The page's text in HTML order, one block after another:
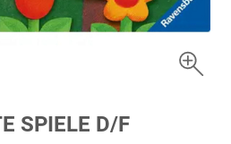
SPIELE D/F